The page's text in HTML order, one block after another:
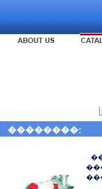
��������: